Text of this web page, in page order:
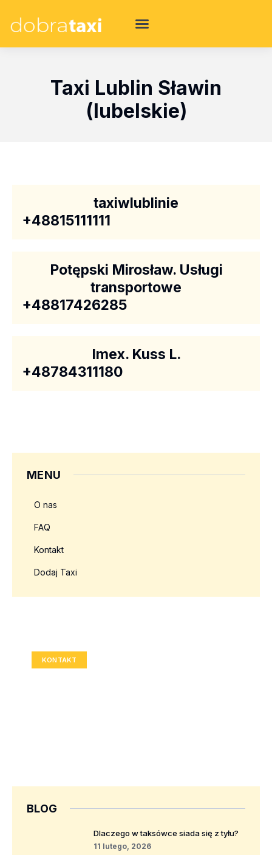
Taxi Lublin Sławin
(lubelskie)
taxiwlublinie
+48815111111
Potępski Mirosław. Usługi
transportowe
+48817426285
Imex. Kuss L.
+48784311180
MENU
O nas
FAQ
Kontakt
Dodaj Taxi
KONTAKT
BLOG
Dlaczego w taksówce siada się z tyłu?
11 lutego, 2026